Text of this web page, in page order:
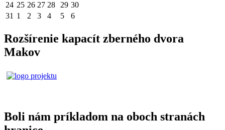
24 25 26 27 28 29 30
31 1 2 3 4 5 6
Rozšírenie kapacít zberného dvora
Makov
Boli nám príkladom na oboch stranách